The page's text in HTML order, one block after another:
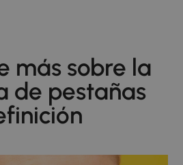
más sobre la
de pestañas